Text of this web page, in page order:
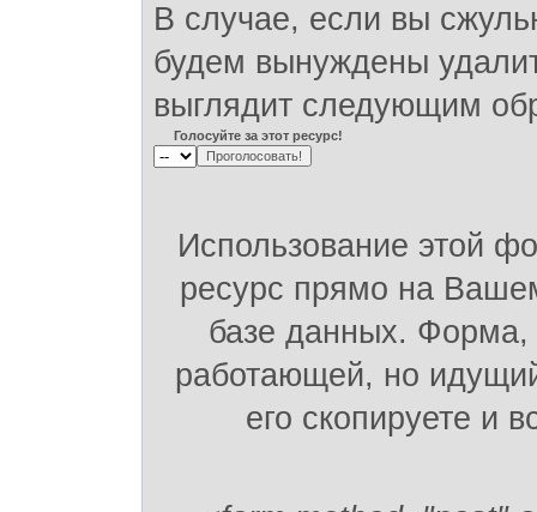
В случае, если вы
будем вынуждены
выглядит следующим
Голосуйте за этот ресурс!
Использование этой
ресурс прямо на
базе данных.
работающей, но
его скопируете и